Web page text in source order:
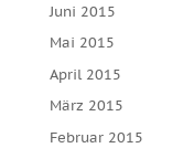
Juni 2015
Mai 2015
April 2015
März 2015
Februar 2015